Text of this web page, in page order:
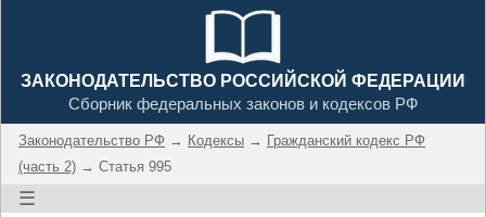
ЗАКОНОДАТЕЛЬСТВО РОССИЙСКОЙ ФЕДЕРАЦИИ
Сборник федеральных законов и кодексов РФ
Законодательство РФ → Кодексы → Гражданский кодекс РФ
(часть 2) → Статья 995
☰